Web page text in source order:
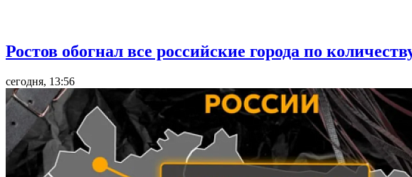
Ростов обогнал все российские города по
сегодня, 13:56